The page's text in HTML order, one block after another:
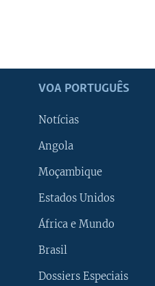
VOA PORTUGUÊS
Notícias
Angola
Moçambique
Estados Unidos
África e Mundo
Brasil
Dossiers Especiais